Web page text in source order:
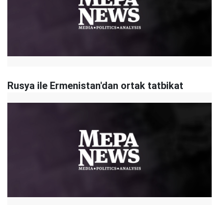
Rusya ile Ermenistan'dan ortak tatbikat